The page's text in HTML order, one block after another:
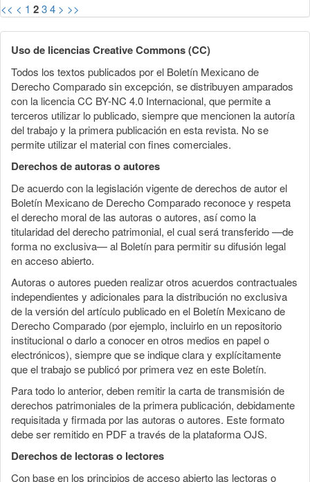
<< < 1 234 > >>
Uso de licencias Creative Commons (CC)
Todos los textos publicados por el Boletín Mexicano de
Derecho Comparado sin excepción, se distribuyen amparados
con la licencia CC BY-NC 4.0 Internacional, que permite a
terceros utilizar lo publicado, siempre que mencionen la autoría
del trabajo y la primera publicación en esta revista. No se
permite utilizar el material con fines comerciales.
Derechos de autoras o autores
De acuerdo con la legislación vigente de derechos de autor el
Boletín Mexicano de Derecho Comparado reconoce y respeta
el derecho moral de las autoras o autores, así como la
titularidad del derecho patrimonial, el cual será transferido —de
forma no exclusiva— al Boletín para permitir su difusión legal
en acceso abierto.
Autoras o autores pueden realizar otros acuerdos contractuales
independientes y adicionales para la distribución no exclusiva
de la versión del artículo publicado en el Boletín Mexicano de
Derecho Comparado (por ejemplo, incluirlo en un repositorio
institucional o darlo a conocer en otros medios en papel o
electrónicos), siempre que se indique clara y explícitamente
que el trabajo se publicó por primera vez en este Boletín.
Para todo lo anterior, deben remitir la carta de transmisión de
derechos patrimoniales de la primera publicación, debidamente
requisitada y firmada por las autoras o autores. Este formato
debe ser remitido en PDF a través de la plataforma OJS.
Derechos de lectoras o lectores
Con base en los principios de acceso abierto las lectoras o